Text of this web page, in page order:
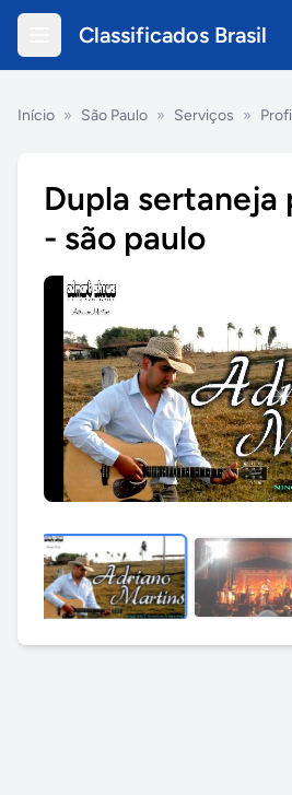
Classificados Brasil
Início » São Paulo » Serviços »
Dupla sertaneja
- são paulo